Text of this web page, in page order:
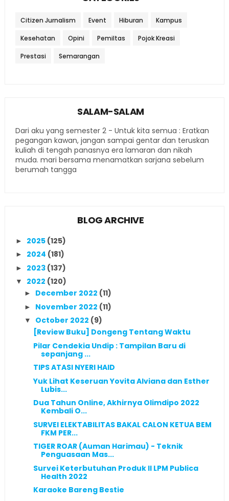
Citizen Jurnalism Event Hiburan Kampus
Kesehatan Opini Pemiltas Pojok Kreasi
Prestasi Semarangan
SALAM-SALAM
Dari aku yang semester 2 - Untuk kita semua : Eratkan
pegangan kawan, jangan sampai gentar dan teruskan
kuliah di tengah panasnya era lamaran dan nikah
muda. mari bersama menamatkan sarjana sebelum
berumah tangga
BLOG ARCHIVE
► 2025 (125)
► 2024 (181)
► 2023 (137)
▼ 2022 (120)
► December 2022 (11)
► November 2022 (11)
▼ October 2022 (9)
[Review Buku] Dongeng Tentang Waktu
Pilar Cendekia Undip : Tampilan Baru di
sepanjang ...
TIPS ATASI NYERI HAID
Yuk Lihat Keseruan Yovita Alviana dan Esther
Lubis...
Dua Tahun Online, Akhirnya Olimdipo 2022
Kembali O...
SURVEI ELEKTABILITAS BAKAL CALON KETUA BEM
FKM PER...
TIGER ROAR (Auman Harimau) - Teknik
Penguasaan Mas...
Survei Keterbutuhan Produk II LPM Publica
Health 2022
Karaoke Bareng Bestie